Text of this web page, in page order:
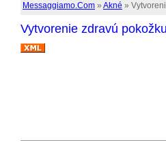
Messaggiamo.Com » Akné »
Vytvorenie zdravú